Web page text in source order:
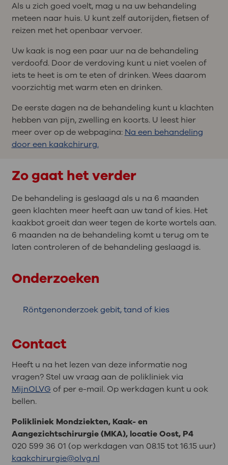
Als u zich goed voelt, mag u na uw behandeling
meteen naar huis. U kunt zelf autorijden, fietsen of
reizen met het openbaar vervoer.
Uw kaak is nog een paar uur na de behandeling
verdoofd. Door de verdoving kunt u niet voelen of
iets te heet is om te eten of drinken. Wees daarom
voorzichtig met warm eten en drinken.
De eerste dagen na de behandeling kunt u klachten
hebben van pijn, zwelling en koorts. U leest hier
meer over op de webpagina: Na een behandeling
door een kaakchirurg.
Zo gaat het verder
De behandeling is geslaagd als u na 6 maanden
geen klachten meer heeft aan uw tand of kies. Het
kaakbot groeit dan weer tegen de korte wortels aan.
6 maanden na de behandeling komt u terug om te
laten controleren of de behandeling geslaagd is.
Onderzoeken
Röntgenonderzoek gebit, tand of kies
Contact
Heeft u na het lezen van deze informatie nog
vragen? Stel uw vraag aan de polikliniek via
MijnOLVG of per e-mail. Op werkdagen kunt u ook
bellen.
Polikliniek Mondziekten, Kaak- en
Aangezichtschirurgie (MKA), locatie Oost, P4
020 599 36 01 (op werkdagen van 08.15 tot 16.15 uur)
kaakchirurgie@olvg.nl